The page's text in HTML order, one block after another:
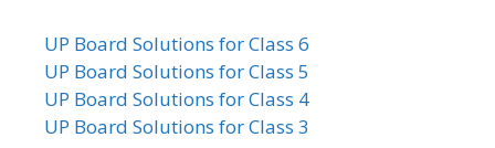
UP Board Solutions for Class 6
UP Board Solutions for Class 5
UP Board Solutions for Class 4
UP Board Solutions for Class 3